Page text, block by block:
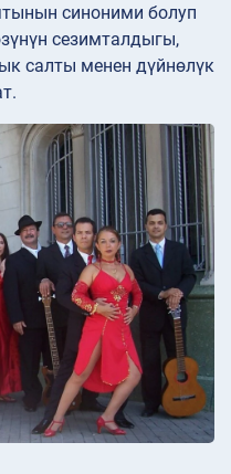
синоними болуп
сезимталдыгы,
салты менен дүйнөлүк